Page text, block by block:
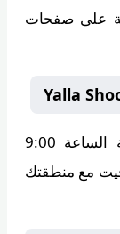
على صفحات
الساعة 9:00
مع منطقتك